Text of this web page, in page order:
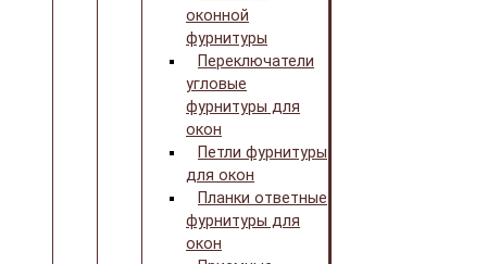
оконной
фурнитуры
Переключатели
угловые
фурнитуры для
окон
Петли фурнитуры
для окон
Планки ответные
фурнитуры для
окон